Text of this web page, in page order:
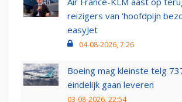
reizigers van ‘hoofdpijn
easyJet
04-08-2026, 7:26
Boeing mag kleinste telg
eindelijk gaan leveren
03-08-2026, 22:54